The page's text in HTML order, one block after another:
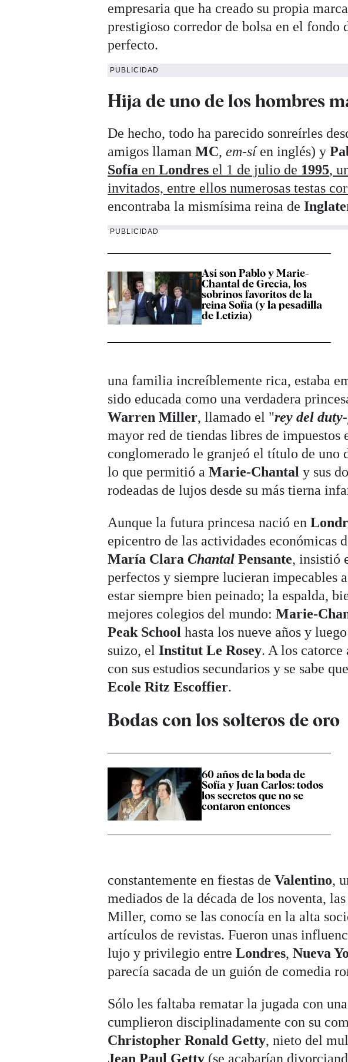
empresaria que ha creado su propia
prestigioso corredor de bolsa en el fondo
perfecto.
PUBLICIDAD
Hija de uno de los hombres
De hecho, todo ha parecido sonreírles
amigos llamanMC, em-síen inglés) y
Sofía enLondres el 1 de julio de 1995,
invitados, entre ellos numerosas testas
encontraba la mismísima reina de
PUBLICIDAD
Así son Pablo y Marie-
Chantal de Grecia, los
sobrinos favoritos de la
reina Sofía (y la pesadilla
de Letizia)
una familia increíblemente rica, estaba
sido educada como una verdadera
Warren Miller, llamado el "rey del
mayor red de tiendas libres de impuestos
conglomerado le granjeó el título de uno
lo que permitió aMarie-Chantal y sus
rodeadas de lujos desde su más tierna
Aunque la futura princesa nació en
epicentro de las actividades económicas
María ClaraChantal Pensante, insistió
perfectos y siempre lucieran impecables
estar siempre bien peinado; la espalda,
mejores colegios del mundo:Marie-
Peak Schoolhasta los nueve años y
suizo, elInstitut Le Rosey. A los catorce
con sus estudios secundarios y se sabe
Ecole Ritz Escoffier.
Bodas con los solteros de oro
60 años de la boda de
Sofía y Juan Carlos: todos
los secretos que no se
contaron entonces
constantemente en fiestas de Valentino,
mediados de la década de los noventa,
Miller, como se las conocía en la alta
artículos de revistas. Fueron unas
lujo y privilegio entreLondres,Nueva
parecía sacada de un guión de comedia
Sólo les faltaba rematar la jugada con
cumplieron disciplinadamente con su
Christopher Ronald Getty, nieto del
Jean Paul Getty (se acabarían